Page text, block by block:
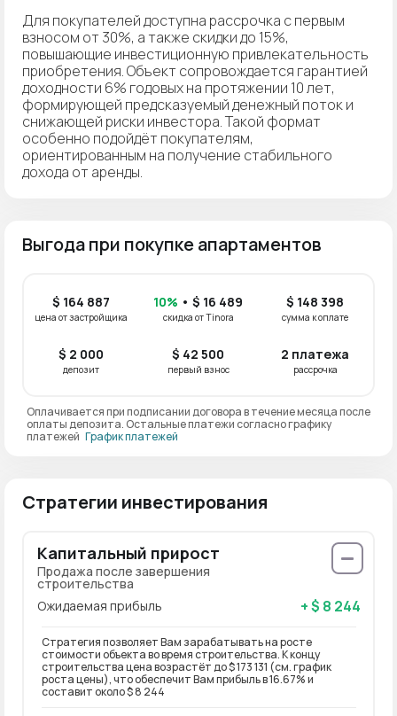
Для покупателей доступна рассрочка с первым
взносом от 30%, а также скидки до 15%,
повышающие инвестиционную привлекательность
приобретения. Объект сопровождается гарантией
доходности 6% годовых на протяжении 10 лет,
формирующей предсказуемый денежный поток и
снижающей риски инвестора. Такой формат
особенно подойдёт покупателям,
ориентированным на получение стабильного
дохода от аренды.
Выгода при покупке апартаментов
$ 164 887
цена от застройщика
10% • $ 16 489
скидка от Tinora
$ 148 398
сумма к оплате
$ 2 000
депозит
$ 42 500
первый взнос
2 платежа
рассрочка
Оплачивается при подписании договора в течение месяца после
оплаты депозита. Остальные платежи согласно графику
платежей График платежей
Стратегии инвестирования
Капитальный прирост
Продажа после завершения
строительства
Ожидаемая прибыль
+ $ 8 244
Стратегия позволяет Вам зарабатывать на росте
стоимости объекта во время строительства. К концу
строительства цена возрастёт до $ 173 131 (см. график
роста цены), что обеспечит Вам прибыль в 16.67% и
составит около $ 8 244